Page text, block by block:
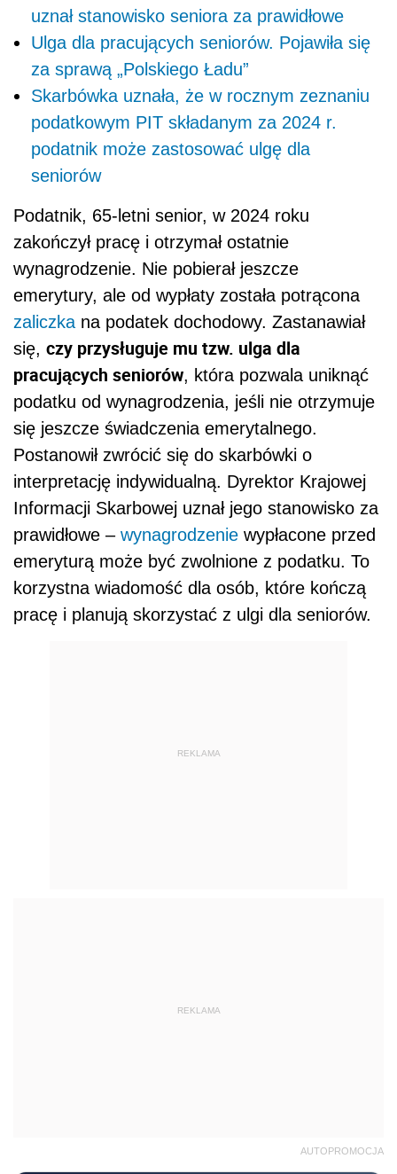
uznał stanowisko seniora za prawidłowe
Ulga dla pracujących seniorów. Pojawiła się
za sprawą „Polskiego Ładu”
Skarbówka uznała, że w rocznym zeznaniu
podatkowym PIT składanym za 2024 r.
podatnik może zastosować ulgę dla
seniorów
Podatnik, 65-letni senior, w 2024 roku
zakończył pracę i otrzymał ostatnie
wynagrodzenie. Nie pobierał jeszcze
emerytury, ale od wypłaty została potrącona
zaliczka na podatek dochodowy. Zastanawiał
się, czy przysługuje mu tzw. ulga dla
pracujących seniorów, która pozwala uniknąć
podatku od wynagrodzenia, jeśli nie otrzymuje
się jeszcze świadczenia emerytalnego.
Postanowił zwrócić się do skarbówki o
interpretację indywidualną. Dyrektor Krajowej
Informacji Skarbowej uznał jego stanowisko za
prawidłowe – wynagrodzenie wypłacone przed
emeryturą może być zwolnione z podatku. To
korzystna wiadomość dla osób, które kończą
pracę i planują skorzystać z ulgi dla seniorów.
REKLAMA
REKLAMA
AUTOPROMOCJA